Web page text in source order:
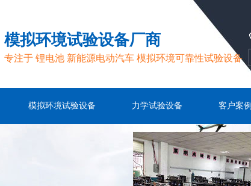
模拟环境试验设备厂商
专注于 锂电池 新能源电动汽车 模拟环境可靠性试验设备
模拟环境试验设备 力学试验设备 客户案例